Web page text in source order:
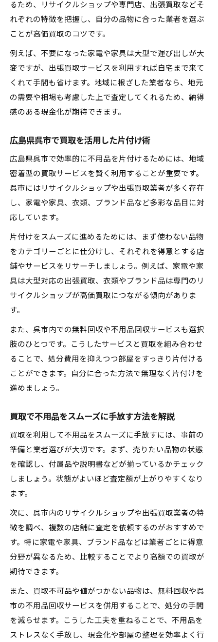
買取基準のチェックで損しないコツ
買取不可品の特徴と査定時の注意点
リサイクルショップの買取基準を徹底解説
不要品のリユースを叶えるエコな選択肢
買取で不要品をリユースしてエコに貢献
エコな暮らしを実現する買取活用術
使わない品物を買取で再利用するメリット
買取とリサイクルで環境に優しい片付け
買取不可品の処分方法と見極めポイント
リサイクルショップで売れない品の対処法
買取できない場合の適切な処分手順
買取不可品の無料回収サービス活用術
るため、リサイクルショップや専門店、出張買取などそ
れぞれの特徴を把握し、自分の品物に合った業者を選ぶ
ことが高価買取のコツです。
例えば、不要になった家電や家具は大型で運び出しが大
変ですが、出張買取サービスを利用すれば自宅まで来て
くれて手間も省けます。地域に根ざした業者なら、地元
の需要や相場も考慮した上で査定してくれるため、納得
感のある現金化が期待できます。
広島県呉市で買取を活用した片付け術
広島県呉市で効率的に不用品を片付けるためには、地域
密着型の買取サービスを賢く利用することが重要です。
呉市にはリサイクルショップや出張買取業者が多く存在
し、家電や家具、衣類、ブランド品など多彩な品目に対
応しています。
片付けをスムーズに進めるためには、まず使わない品物
をカテゴリーごとに仕分けし、それぞれを得意とする店
舗やサービスをリサーチしましょう。例えば、家電や家
具は大型対応の出張買取、衣類やブランド品は専門のリ
サイクルショップが高価買取につながる傾向がありま
す。
また、呉市内での無料回収や不用品回収サービスも選択
肢のひとつです。こうしたサービスと買取を組み合わせ
ることで、処分費用を抑えつつ部屋をすっきり片付ける
ことができます。自分に合った方法で無理なく片付けを
進めましょう。
買取で不用品をスムーズに手放す方法を解説
買取を利用して不用品をスムーズに手放すには、事前の
準備と業者選びが大切です。まず、売りたい品物の状態
を確認し、付属品や説明書などが揃っているかチェック
しましょう。状態がよいほど査定額が上がりやすくなり
ます。
次に、呉市内のリサイクルショップや出張買取業者の特
徴を調べ、複数の店舗に査定を依頼するのがおすすめで
す。特に家電や家具、ブランド品などは業者ごとに得意
分野が異なるため、比較することでより高額での買取が
期待できます。
また、買取不可品や値がつかない品物は、無料回収や呉
市の不用品回収サービスを併用することで、処分の手間
を減らせます。こうした工夫を重ねることで、不用品を
ストレスなく手放し、現金化や部屋の整理を効率よく行